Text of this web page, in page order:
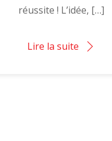
réussite ! L’idée, […]
Lire la suite